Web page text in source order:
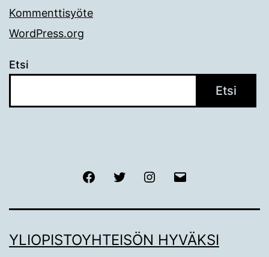
Kommenttisyöte
WordPress.org
Etsi
Etsi
FacebookTwitter Instagram
YLIOPISTOYHTEISÖN HYVÄKSI